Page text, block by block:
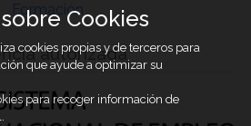
Formación
autorizada
Cookies
cookies propias y de terceros para
que ayude a optimizar su
para recoger información de